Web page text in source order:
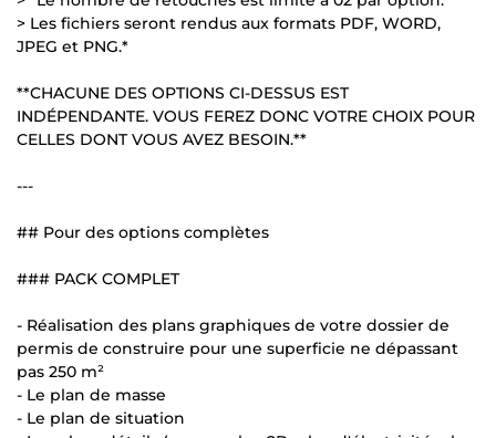
> Les fichiers seront rendus aux formats PDF, WORD,
JPEG et PNG.*
**CHACUNE DES OPTIONS CI-DESSUS EST
INDÉPENDANTE. VOUS FEREZ DONC VOTRE CHOIX POUR
CELLES DONT VOUS AVEZ BESOIN.**
---
## Pour des options complètes
### PACK COMPLET
- Réalisation des plans graphiques de votre dossier de
permis de construire pour une superficie ne dépassant
pas 250 m²
- Le plan de masse
- Le plan de situation